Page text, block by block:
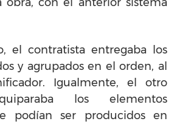
el contratista entregaba los
y agrupados en el orden, al
Igualmente, el otro
los elementos
podían ser producidos en